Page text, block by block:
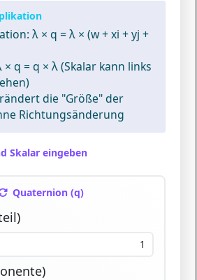
λ × q = λ × (w + xi + yj +
× q = q × λ (Skalar kann links
die "Größe" der
Richtungsänderung
Skalar eingeben
Quaternion (q)